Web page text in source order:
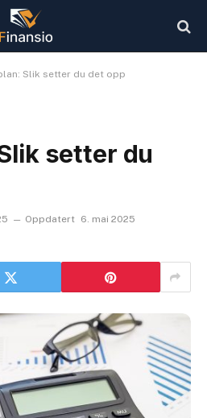
Slik setter du det opp
setter du
Oppdatert 6. mai 2025